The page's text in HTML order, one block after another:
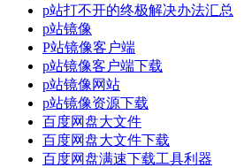
p站打不开的终极解决办法汇总
p站镜像
P站镜像客户端
p站镜像客户端下载
p站镜像网站
p站镜像资源下载
百度网盘大文件
百度网盘大文件下载
百度网盘满速下载工具利器